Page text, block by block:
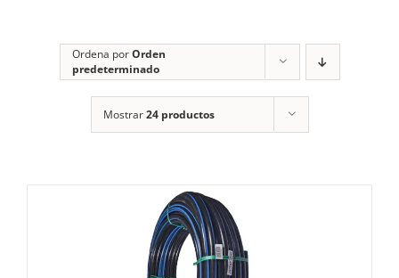
Ordena porOrden
predeterminado
Mostrar24 productos